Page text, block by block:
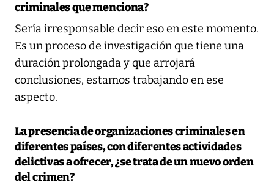
criminales que menciona?
Sería irresponsable decir eso en este momento.
Es un proceso de investigación que tiene una
duración prolongada y que arrojará
conclusiones, estamos trabajando en ese
aspecto.
La presencia de organizaciones criminales en
diferentes países, con diferentes actividades
delictivas a ofrecer, ¿se trata de un nuevo orden
del crimen?